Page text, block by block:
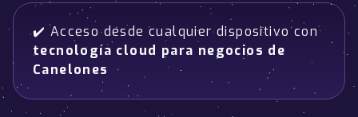
✔️ Acceso desde cualquier dispositivo con
tecnología cloud para negocios de
Canelones